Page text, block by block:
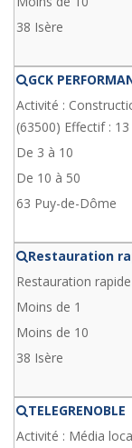
38 Isère
GCK
Activité :
(63500) Effectif : 13
De 3 à 10
De 10 à 50
63 Puy-de-Dôme
Restauration
Restauration
Moins de 1
Moins de 10
38 Isère
TELEGRENOBLE
Activité : Média